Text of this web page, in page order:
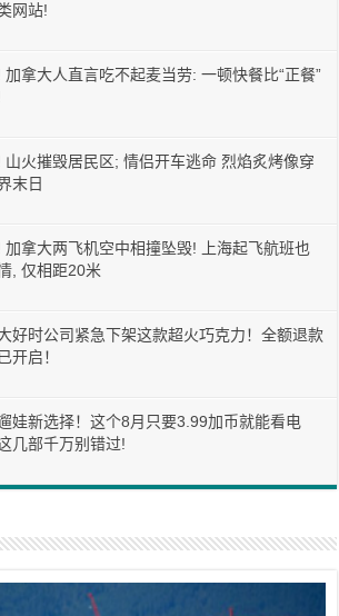
网站!
加拿大人直言吃不起麦当劳: 一顿快餐比“正餐”
山火摧毁居民区; 情侣开车逃命 烈焰炙烤像穿
末日
加拿大两飞机空中相撞坠毁! 上海起飞航班也
, 仅相距20米
好时公司紧急下架这款超火巧克力！全额退款
开启！
娃新选择！这个8月只要3.99加币就能看电
几部千万别错过!